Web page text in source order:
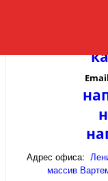
Адрес офиса:
массив